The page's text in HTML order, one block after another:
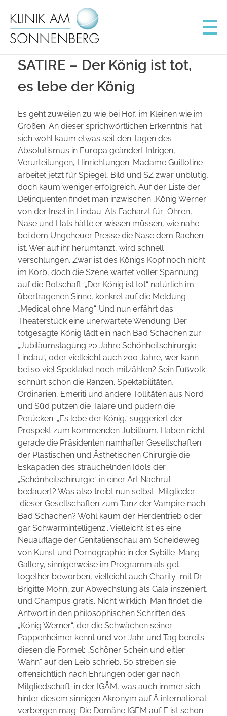
SATIRE – Der König ist tot,
es lebe der König
Es geht zuweilen zu wie bei Hof, im Kleinen wie im
Großen. An dieser sprichwörtlichen Erkenntnis hat
sich wohl kaum etwas seit den Tagen des
Absolutismus in Europa geändert Intrigen,
Verurteilungen, Hinrichtungen. Madame Guillotine
arbeitet jetzt für Spiegel, Bild und SZ zwar unblutig,
doch kaum weniger erfolgreich. Auf der Liste der
Delinquenten findet man inzwischen „König Werner“
von der Insel in Lindau. Als Facharzt für Ohren,
Nase und Hals hätte er wissen müssen, wie nahe
bei dem Ungeheuer Presse die Nase dem Rachen
ist. Wer auf ihr herumtanzt, wird schnell
verschlungen. Zwar ist des Königs Kopf noch nicht
im Korb, doch die Szene wartet voller Spannung
auf die Botschaft: „Der König ist tot“ natürlich im
übertragenen Sinne, konkret auf die Meldung
„Medical ohne Mang“. Und nun erfährt das
Theaterstück eine unerwartete Wendung. Der
totgesagte König lädt ein nach Bad Schachen zur
„Jubiläumstagung 20 Jahre Schönheitschirurgie
Lindau“, oder vielleicht auch 200 Jahre, wer kann
bei so viel Spektakel noch mitzählen? Sein Fußvolk
schnürt schon die Ranzen. Spektabilitäten,
Ordinarien, Emeriti und andere Tollitäten aus Nord
und Süd putzen die Talare und pudern die
Perücken. „Es lebe der König.“ suggeriert der
Prospekt zum kommenden Jubiläum. Haben nicht
gerade die Präsidenten namhafter Gesellschaften
der Plastischen und Ästhetischen Chirurgie die
Eskapaden des strauchelnden Idols der
„Schönheitschirurgie“ in einer Art Nachruf
bedauert? Was also treibt nun selbst Mitglieder
dieser Gesellschaften zum Tanz der Vampire nach
Bad Schachen? Wohl kaum der Herdentrieb oder
gar Schwarmintelligenz.. Vielleicht ist es eine
Neuauflage der Genitalienschau am Scheideweg
von Kunst und Pornographie in der Sybille-Mang-
Gallery, sinnigerweise im Programm als get-
together beworben, vielleicht auch Charity mit Dr.
Brigitte Mohn, zur Abwechslung als Gala inszeniert,
und Champus gratis. Nicht wirklich. Man findet die
Antwort in den philosophischen Schriften des
„König Werner“, der die Schwächen seiner
Pappenheimer kennt und vor Jahr und Tag bereits
diesen die Formel: „Schöner Schein und eitler
Wahn“ auf den Leib schrieb. So streben sie
offensichtlich nach Ehrungen oder gar nach
Mitgliedschaft in der IGÄM, was auch immer sich
hinter diesem sinnigen Akronym auf Ä international
verbergen mag. Die Domäne IGEM auf E ist schon